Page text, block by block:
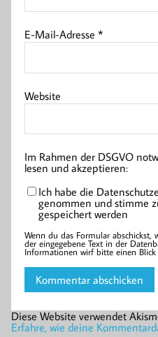
E-Mail-Adresse*
Website
Im Rahmen der DSGVO
lesen und akzeptieren:
Ich habe die
genommen und stimme
gespeichert werden
Wenn du das Formular
der eingegebene Text in der
Informationen wirf bitte einen
Diese Website verwendet
Erfahre, wie deine